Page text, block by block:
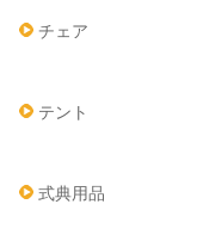
チェア
テント
式典用品